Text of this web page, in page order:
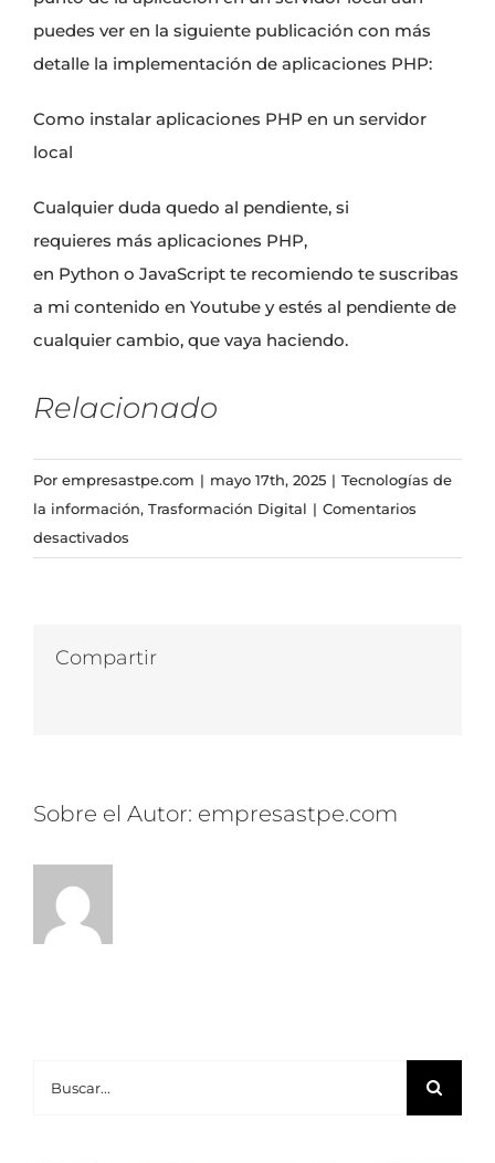
puedes ver en la siguiente publicación con más
detalle la implementación de aplicaciones PHP:
Como instalar aplicaciones PHP en un servidor
local
Cualquier duda quedo al pendiente, si
requieres más aplicaciones PHP,
en Python o JavaScript te recomiendo te suscribas
a mi contenido en Youtube y estés al pendiente de
cualquier cambio, que vaya haciendo.
Relacionado
Por empresastpe.com | mayo 17th, 2025 | Tecnologías de
la información, Trasformación Digital | Comentarios
desactivados
PHP
Compartir
Sobre el Autor: empresastpe.com